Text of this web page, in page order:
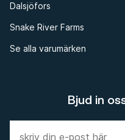
Bjud in
Dalsjöfors
Snake River Farms
Se alla varumärken